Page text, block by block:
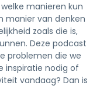
manieren kun
manier van denken
zoals die is,
Deze podcast
problemen die we
inspiratie nodig of
vandaag? Dan is